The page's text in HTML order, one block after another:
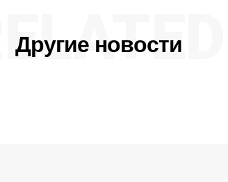
Другие новости
RELATED